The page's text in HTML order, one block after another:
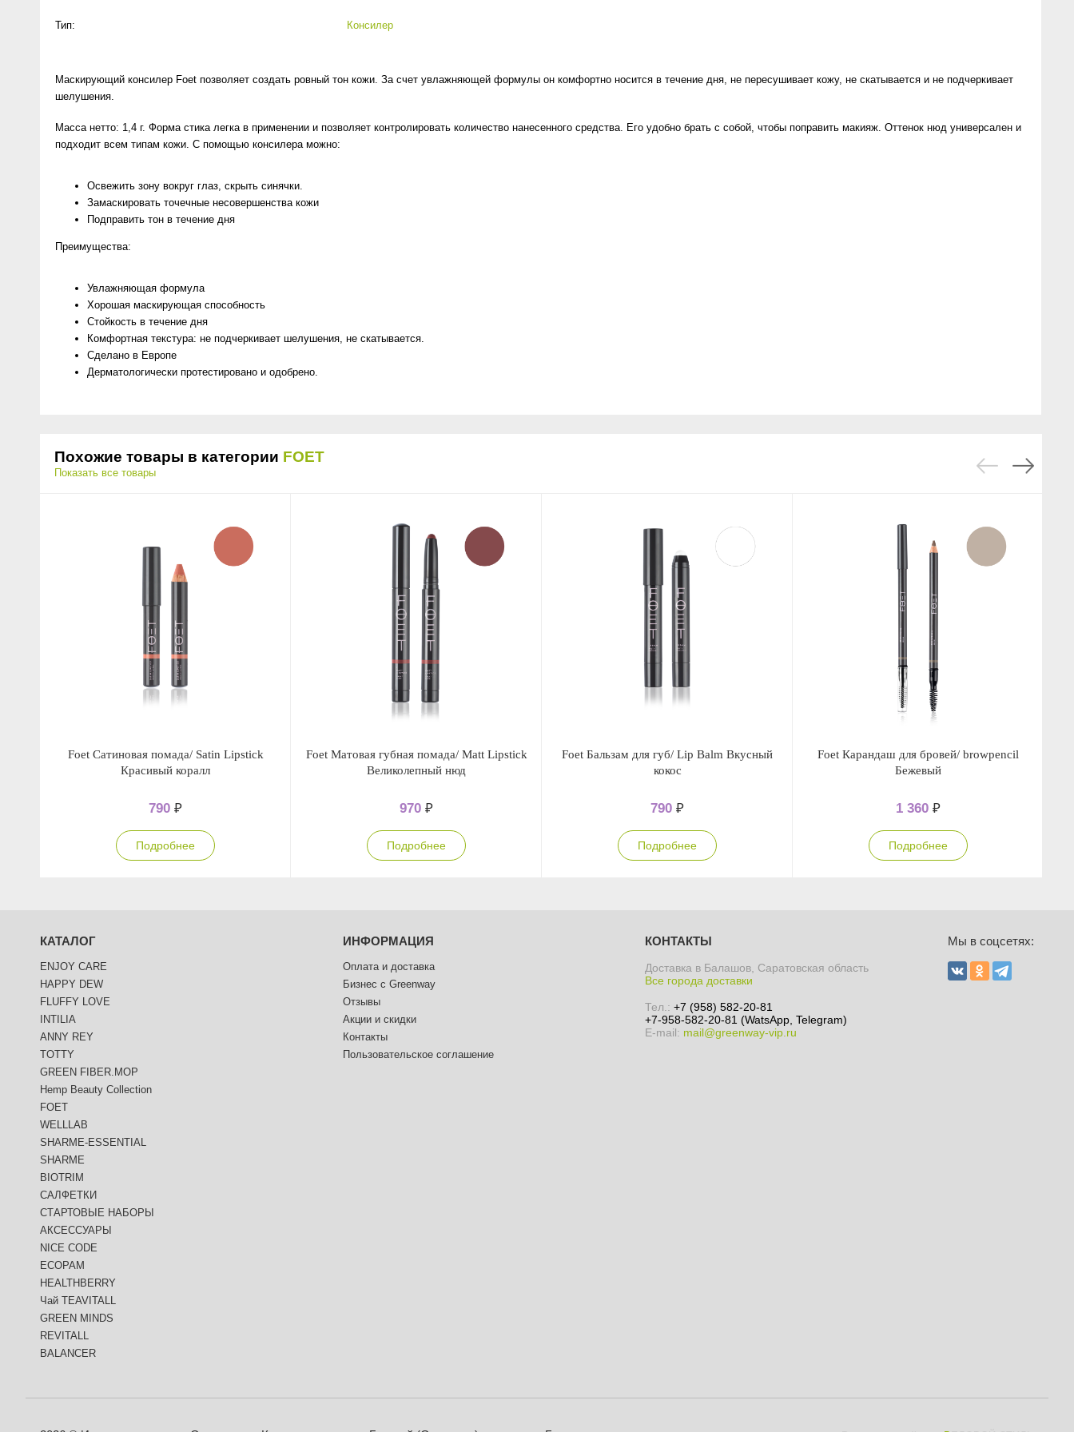
Anny Rey
Happy Dew
Enjoy Care
Green Minds
Тип: Консилер
Маскирующий консилер Foet позволяет создать ровный тон кожи. За счет увлажняющей формулы он комфортно носится в течение дня, не пересушивает кожу, не скатывается и не подчеркивает
шелушения.
Масса нетто: 1,4 г. Форма стика легка в применении и позволяет контролировать количество нанесенного средства. Его удобно брать с собой, чтобы поправить макияж. Оттенок нюд универсален и
подходит всем типам кожи. С помощью консилера можно:
Освежить зону вокруг глаз, скрыть синячки.
Замаскировать точечные несовершенства кожи
Подправить тон в течение дня
Преимущества:
Увлажняющая формула
Хорошая маскирующая способность
Стойкость в течение дня
Комфортная текстура: не подчеркивает шелушения, не скатывается.
Сделано в Европе
Дерматологически протестировано и одобрено.
Похожие товары в категории FOET
Показать все товары
Foet Сатиновая помада/ Satin Lipstick
Красивый коралл
790 ₽
Подробнее
Foet Матовая губная помада/ Matt Lipstick
Великолепный нюд
970 ₽
Подробнее
Foet Бальзам для губ/ Lip Balm Вкусный
кокос
790 ₽
Подробнее
Foet Карандаш для бровей/ browpencil
Бежевый
1 360 ₽
Подробнее
КАТАЛОГ
ENJOY CARE
HAPPY DEW
FLUFFY LOVE
INTILIA
ANNY REY
TOTTY
GREEN FIBER.MOP
Hemp Beauty Collection
FOET
WELLLAB
SHARME-ESSENTIAL
SHARME
BIOTRIM
САЛФЕТКИ
СТАРТОВЫЕ НАБОРЫ
АКСЕССУАРЫ
NICE CODE
ECOPAM
HEALTHBERRY
Чай TEAVITALL
GREEN MINDS
REVITALL
BALANCER
ИНФОРМАЦИЯ
Оплата и доставка
Бизнес с Greenway
Отзывы
Акции и скидки
Контакты
Пользовательское соглашение
КОНТАКТЫ
Доставка в Балашов, Саратовская область
Все города доставки
Тел.:+7 (958) 582-20-81
+7-958-582-20-81 (WatsApp, Telegram)
E-mail: mail@greenway-vip.ru
Мы в соцсетях: